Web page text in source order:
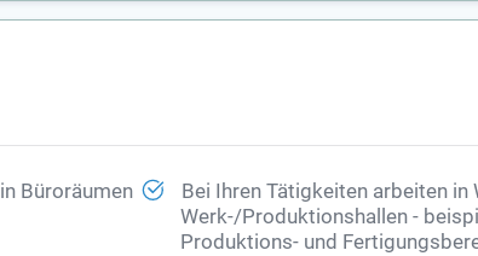
Büroräumen
Bei Ihren Tätigkeiten arbeiten in
Werk-/Produktionshallen -
Produktions- und